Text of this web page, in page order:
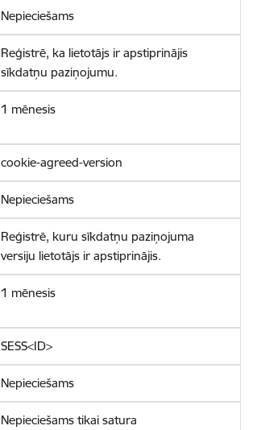
Nepieciešams
Reģistrē, ka lietotājs ir apstiprinājis
sīkdatņu paziņojumu.
1 mēnesis
cookie-agreed-version
Nepieciešams
Reģistrē, kuru sīkdatņu paziņojuma
versiju lietotājs ir apstiprinājis.
1 mēnesis
SESS<ID>
Nepieciešams
Nepieciešams tikai satura